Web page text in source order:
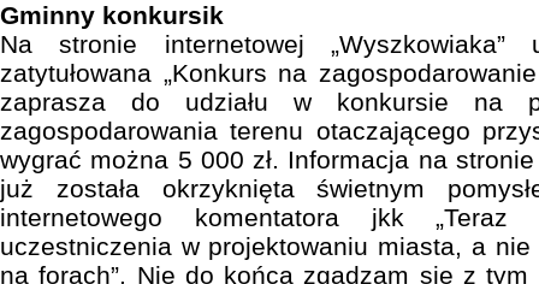
Gminny konkursik
Na stronie internetowej „Wyszkowiaka”
zatytułowana „Konkurs na
zaprasza do udziału w konkursie na
zagospodarowania terenu otaczającego
wygrać można 5 000 zł. Informacja na
już została okrzyknięta świetnym
internetowego komentatora jkk
uczestniczenia w projektowaniu miasta, a nie
na forach”. Nie do końca zgadzam się z